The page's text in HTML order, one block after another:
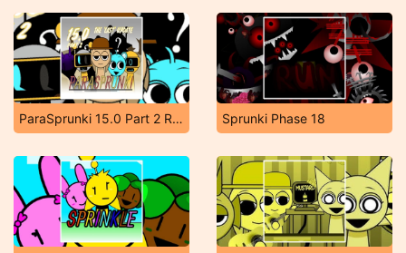
ParaSprunki 15.0 Part 2 Reupload Sprunki Phase 18